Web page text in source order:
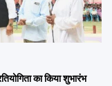
का किया शुभारंभ